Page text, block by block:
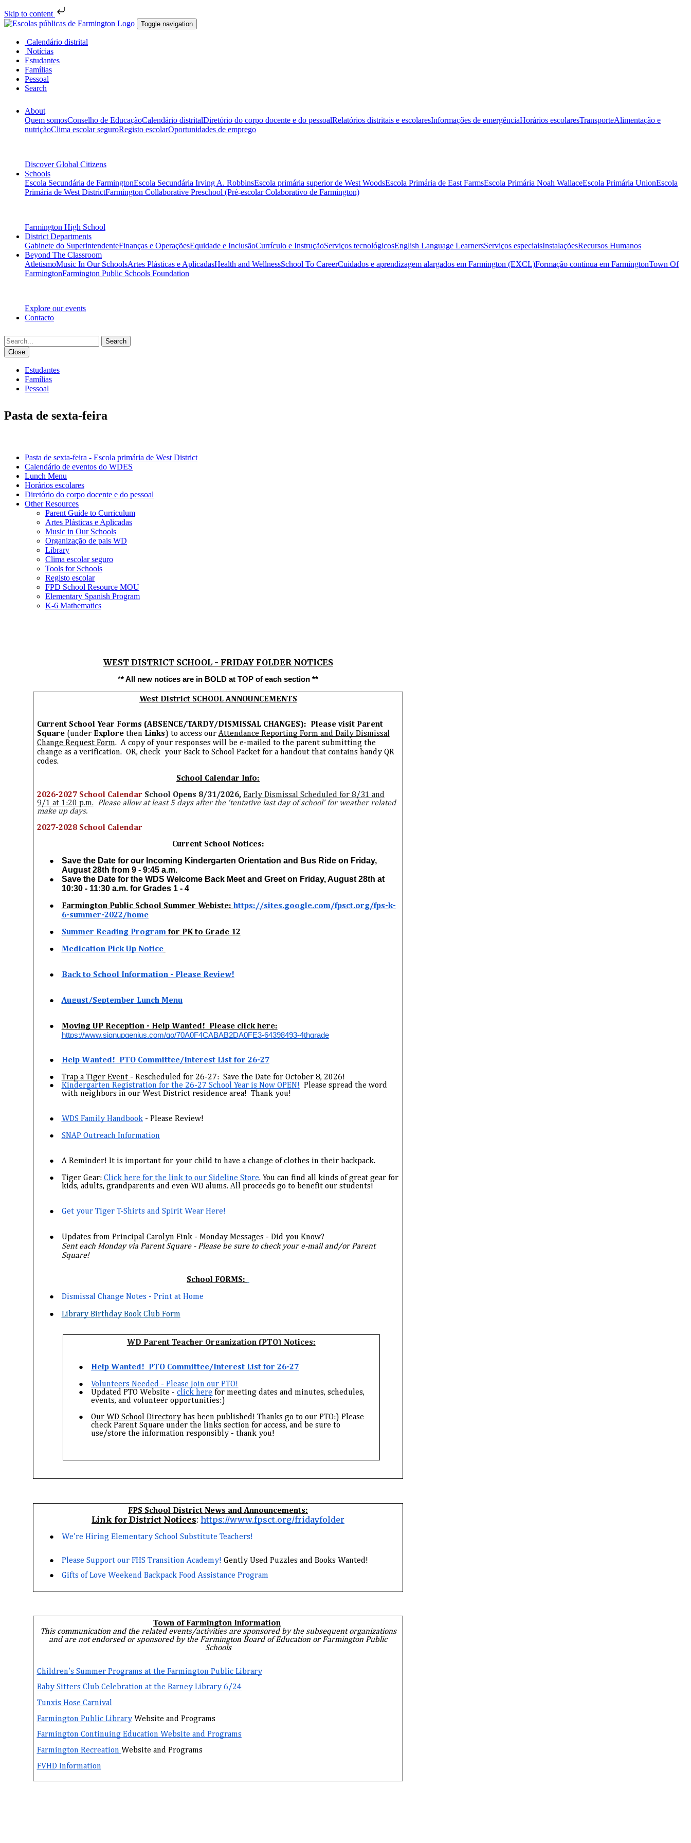
Skip to content
Toggle navigation
Calendário distrital
Notícias
Estudantes
Famílias
Pessoal
Search
About
Quem somosConselho de EducaçãoCalendário distritalDiretório do corpo docente e do pessoalRelatórios distritais e escolaresInformações de emergênciaHorários escolaresTransporteAlimentação e
nutriçãoClima escolar seguroRegisto escolarOportunidades de emprego
Discover Global Citizens
Schools
Escola Secundária de FarmingtonEscola Secundária Irving A. RobbinsEscola primária superior de West WoodsEscola Primária de East FarmsEscola Primária Noah WallaceEscola Primária UnionEscola
Primária de West DistrictFarmington Collaborative Preschool (Pré-escolar Colaborativo de Farmington)
Farmington High School
District Departments
Gabinete do SuperintendenteFinanças e OperaçõesEquidade e InclusãoCurrículo e InstruçãoServiços tecnológicosEnglish Language LearnersServiços especiaisInstalaçõesRecursos Humanos
Beyond The Classroom
AtletismoMusic In Our SchoolsArtes Plásticas e AplicadasHealth and WellnessSchool To CareerCuidados e aprendizagem alargados em Farmington (EXCL)Formação contínua em FarmingtonTown Of
FarmingtonFarmington Public Schools Foundation
Explore our events
Contacto
Search
Close
Estudantes
Famílias
Pessoal
Pasta de sexta-feira
Pasta de sexta-feira - Escola primária de West District
Calendário de eventos do WDES
Lunch Menu
Horários escolares
Diretório do corpo docente e do pessoal
Other Resources
Parent Guide to Curriculum
Artes Plásticas e Aplicadas
Music in Our Schools
Organização de pais WD
Library
Clima escolar seguro
Tools for Schools
Registo escolar
FPD School Resource MOU
Elementary Spanish Program
K-6 Mathematics